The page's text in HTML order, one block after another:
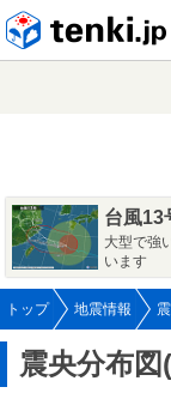
台風13
大型で強
います
トップ 地震情報
震央分布